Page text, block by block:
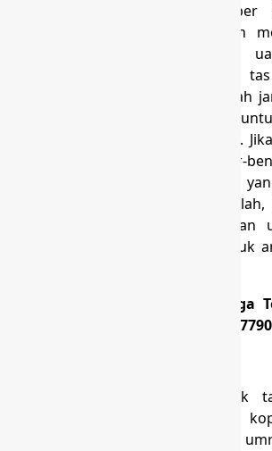
Memulai Bisnis berjualan Tas
dipersiapkan pertama kali adalah
dimaksud di sini tidak hanya
keterampilan dalam memproduksi
yang harus anda persiapkan adalah
diajak untuk bekerjasama, baik
baku, sampai jaringan pemasaran.
telah dilaksanakan dengan benar-
anda tinggal mencari lokasi usaha
lokasi yang dekat dengan
perkantoran. Dengan mendekatkan
pasar, secara tidak langsung produk
Produksi Tas Koper Umroh Harga
Barat Manggarai Hubungi 0818997790
Harga tas koper umroh, Pabrik
Produsen koper umroh, Konveksi
koper fiber, Ukuran koper untuk